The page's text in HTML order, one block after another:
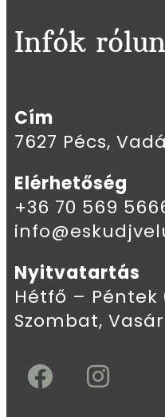
Infók
Cím
7627 Pécs,
Elérhetőség
+36 70 569
Nyitvatartás
Hétfő – Péntek
Szombat,